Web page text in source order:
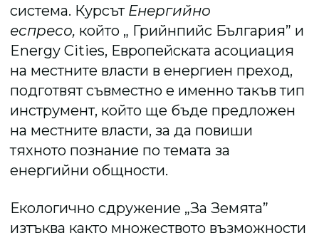
система. Курсът Енергийно
еспресо, който „ Грийнпийс България” и
Energy Cities, Европейската асоциация
на местните власти в енергиен преход,
подготвят съвместно е именно такъв тип
инструмент, който ще бъде предложен
на местните власти, за да повиши
тяхното познание по темата за
енергийни общности.
Екологично сдружение „За Земята”
изтъква както множеството възможности